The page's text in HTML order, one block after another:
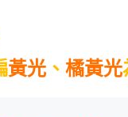
黃光 、橘黃光